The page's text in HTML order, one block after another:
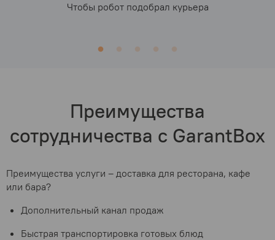
Чтобы робот подобрал курьера
Преимущества
сотрудничества с GarantBox
Преимущества услуги – доставка для ресторана, кафе
или бара?
Дополнительный канал продаж
Быстрая транспортировка готовых блюд